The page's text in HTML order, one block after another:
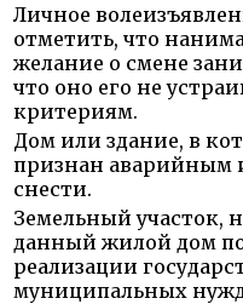
Личное
отметить, что
желание о смене
что оно его не
критериям.
Дом или здание, в
признан аварийным
снести.
Земельный участок,
данный жилой дом
реализации
муниципальных